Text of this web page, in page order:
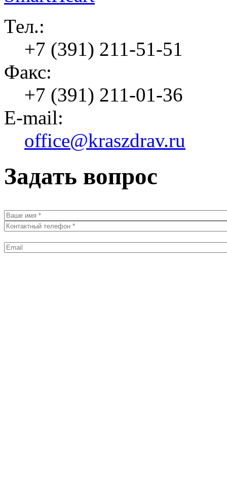
Тел.:
+7 (391) 211-51-51
Факс:
+7 (391) 211-01-36
E-mail:
office@kraszdrav.ru
Задать вопрос